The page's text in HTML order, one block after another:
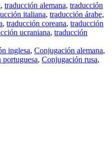
, traducción alemana, traducción
italiana, traducción árabe,
, traducción coreana, traducción
ucraniana, traducción
inglesa, Conjugación alemana,
, Conjugación rusa,